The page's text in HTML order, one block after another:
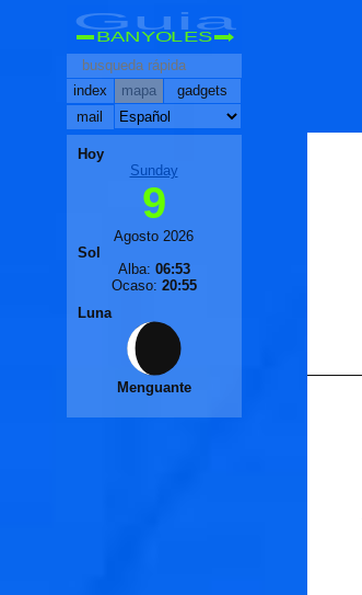
Guia
BANYOLES
index mapa
gadgets
mail
Hoy
Sunday
9
Agosto 2026
Sol
Alba: 06:53
Ocaso: 20:55
Luna
Menguante